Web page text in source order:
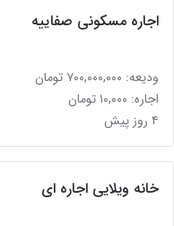
اجاره مسکونی صفاییه
ودیعه: ۷۰۰,۰۰۰,۰۰۰ تومان
اجاره: ۱۰,۰۰۰ تومان
۴ روز پیش
خانه ویلایی اجاره ای